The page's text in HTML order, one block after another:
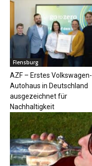
Flensburg
AZF – Erstes Volkswagen-
Autohaus in Deutschland
ausgezeichnet für
Nachhaltigkeit